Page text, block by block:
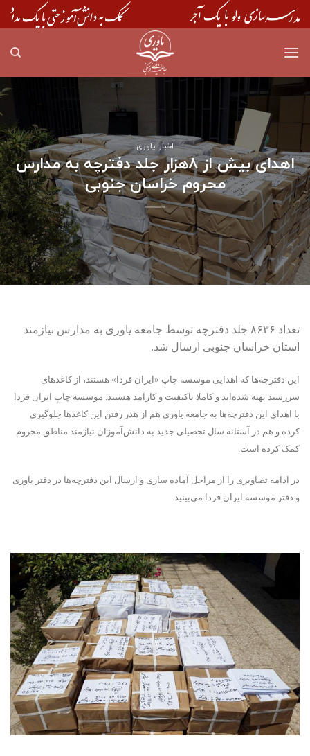
Skip
to
اخبار یاوری
اهدای بیش از ۸هزار جلد دفترچه به مدارس
محروم خراسان جنوبی
تعداد ۸۶۳۶ جلد دفترچه توسط جامعه یاوری به مدارس نیازمند
استان خراسان جنوبی ارسال شد.
این دفترچه‌ها که اهدایی موسسه چاپ «ایران فردا» هستند، از کاغدهای
سررسید‌ تهیه شده‌‌اند و کاملا باکیفیت و کارآمد هستند. موسسه چاپ ایران فردا
با اهدای این دفترچه‌ها به جامعه یاوری هم از هدر رفتن این کاغذها جلوگیری
کرده و هم در آستانه سال تحصیلی جدید به دانش‌آموزان نیازمند مناطق محروم
کمک کرده است.
در ادامه تصاویری را از مراحل آماده سازی و ارسال این دفترچه‌ها در دفتر یاوری
و دفتر موسسه ایران فردا می‌بینید.